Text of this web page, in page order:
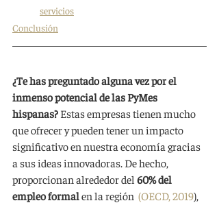
servicios
Conclusión
¿Te has preguntado alguna vez por el
inmenso potencial de las PyMes
hispanas? Estas empresas tienen mucho
que ofrecer y pueden tener un impacto
significativo en nuestra economía gracias
a sus ideas innovadoras. De hecho,
proporcionan alrededor del 60% del
empleo formal en la región (OECD, 2019),